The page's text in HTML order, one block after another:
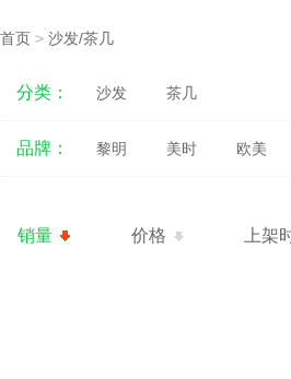
首页 > 沙发/茶几
分类： 沙发 茶几
品牌： 黎明 美时 欧美
销量 价格 上架